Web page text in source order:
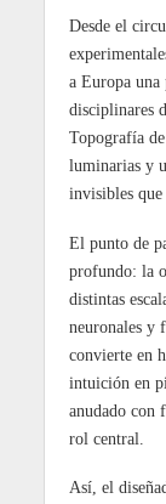
Desde el
a Europa una
disciplinares
Topografía
luminarias y
invisibles que
El punto de
profundo: la
distintas
neuronales y
convierte en
intuición en
anudado con
rol central.
Así, el